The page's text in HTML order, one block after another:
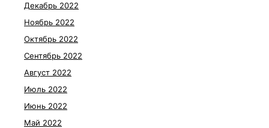
Декабрь 2022
Ноябрь 2022
Октябрь 2022
Сентябрь 2022
Август 2022
Июль 2022
Июнь 2022
Май 2022